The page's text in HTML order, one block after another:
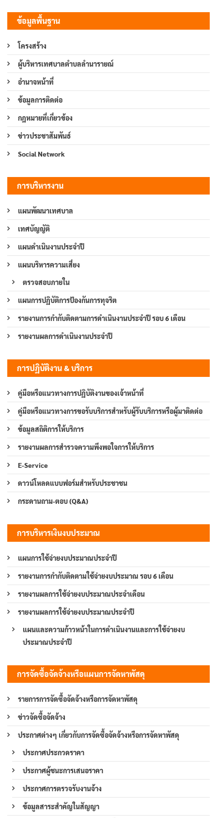
ข้อมูลพื้นฐาน
โครงสร้าง
ผู้บริหารเทศบาลตำบลลำนารายณ์
อำนาจหน้าที่
ข้อมูลการติดต่อ
กฎหมายที่เกี่ยวข้อง
ข่าวประชาสัมพันธ์
Social Network
การบริหารงาน
แผนพัฒนาเทศบาล
เทศบัญญัติ
แผนดำเนินงานประจำปี
แผนบริหารความเสี่ยง
ตรวจสอบภายใน
แผนการปฏิบัติการป้องกันการทุจริต
รายงานการกำกับติดตามการดำเนินงานประจำปี รอบ 6 เดือน
รายงานผลการดำเนินงานประจำปี
การปฏิบัติงาน & บริการ
คู่มือหรือแนวทางการปฏิบัติงานของเจ้าหน้าที่
คู่มือหรือแนวทางการขอรับบริการสำหรับผู้รับบริการหรือผู้มาติดต่อ
ข้อมูลสถิติการให้บริการ
รายงานผลการสำรวจความพึงพอใจการให้บริการ
E-Service
ดาวน์โหลดแบบฟอร์มสำหรับประชาชน
กระดานถาม-ตอบ (Q&A)
การบริหารเงินงบประมาณ
แผนการใช้จ่ายงบประมาณประจำปี
รายงานการกำกับติดตามใช้จ่ายงบประมาณ รอบ 6 เดือน
รายงานผลการใช้จ่ายงบประมาณประจำเดือน
รายงานผลการใช้จ่ายงบประมาณประจำปี
แผนและความก้าวหน้าในการดำเนินงานและการใช้จ่ายงบ
ประมาณประจำปี
การจัดซื้อจัดจ้างหรือแผนการจัดหาพัสดุ
รายการการจัดซื้อจัดจ้างหรือการจัดหาพัสดุ
ข่าวจัดซื้อจัดจ้าง
ประกาศต่างๆ เกี่ยวกับการจัดซื้อจัดจ้างหรือการจัดหาพัสดุ
ประกาศประกวดราคา
ประกาศผู้ชนะการเสนอราคา
ประกาศการตรวจรับงานจ้าง
ข้อมูลสาระสำคัญในสัญญา